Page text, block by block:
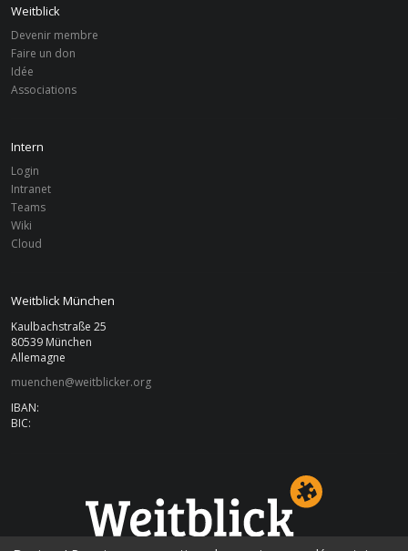
Weitblick
Devenir membre
Faire un don
Idée
Associations
Intern
Login
Intranet
Teams
Wiki
Cloud
Weitblick München
Kaulbachstraße 25
80539 München
Allemagne
muenchen@weitblicker.org
IBAN:
BIC: